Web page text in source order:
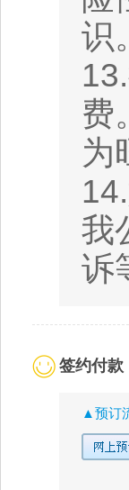
识。
费
为
我
诉
签约付款
▲预订